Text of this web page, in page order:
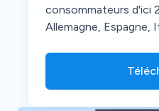
consommateurs d'ici
Allemagne, Espagne,